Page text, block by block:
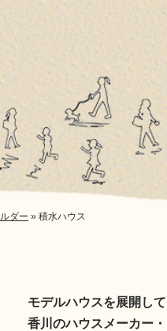
ダー » 積水ハウス
モデルハウスを展開し
香川のハウスメーカー